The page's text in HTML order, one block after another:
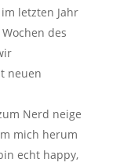
letzten Jahr
des
neuen
Nerd neige
mich herum
echt happy,